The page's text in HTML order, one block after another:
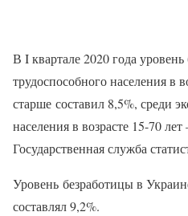
В I квартале 2020 года
трудоспособного населения в
старше составил 8,5%, среди
населения в возрасте 15-70
Государственная служба
Уровень безработицы в
составлял 9,2%.